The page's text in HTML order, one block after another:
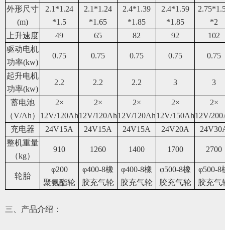
外形尺寸
(m)
2.1 *1.24
*1.5
2.1 *1.24
*1.65
2.4*1.39
*1.85
2.4*1.59
*1.85
2.75*1.
*2
上升速度
49 65 82 92 102
驱动电机
功率(kw)
0.75 0.75 0.75 0.75 0.75
起升电机
功率(kw)
2.2 2.2 2.2 3 3
蓄电池
（V/Ah）
2×
12V/1 20Ah
2×
12V/1 20Ah
2×
12V/1 20Ah
2×
12V/150Ah
2×
12V/200
充电器
24V15A 24V15A 24V15A 24V20A
整机重量
（kg）
910 1 260 1400 1 700 2700
轮胎
φ200
聚氨酯轮
φ400-8橡
胶充气轮
φ400-8橡
胶充气轮
φ500-8橡
胶充气轮
φ500-8
胶充气
三、 产品介绍：